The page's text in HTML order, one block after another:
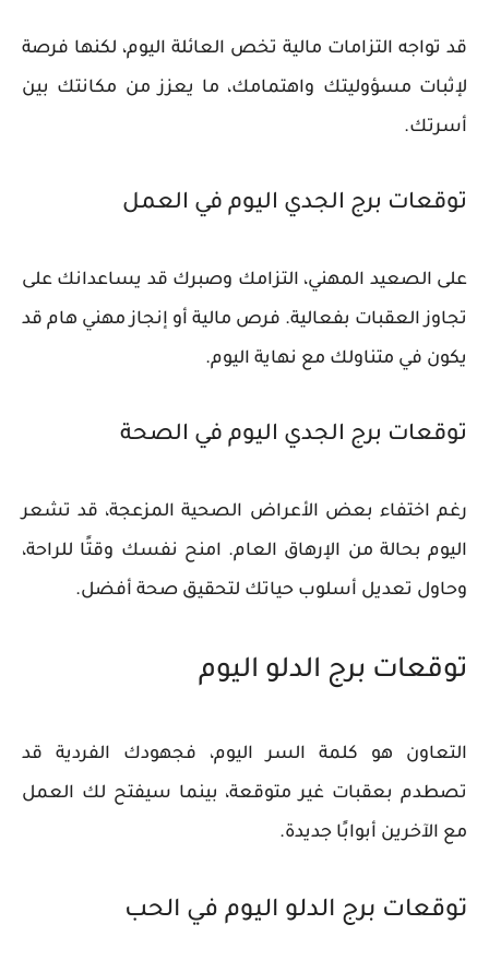
قد تواجه التزامات مالية تخص العائلة اليوم، لكنها فرصة
لإثبات مسؤوليتك واهتمامك، ما يعزز من مكانتك بين
أسرتك.
توقعات برج الجدي اليوم في العمل
على الصعيد المهني، التزامك وصبرك قد يساعدانك على
تجاوز العقبات بفعالية. فرص مالية أو إنجاز مهني هام قد
يكون في متناولك مع نهاية اليوم.
توقعات برج الجدي اليوم في الصحة
رغم اختفاء بعض الأعراض الصحية المزعجة، قد تشعر
اليوم بحالة من الإرهاق العام. امنح نفسك وقتًا للراحة،
وحاول تعديل أسلوب حياتك لتحقيق صحة أفضل.
توقعات برج الدلو اليوم
التعاون هو كلمة السر اليوم، فجهودك الفردية قد
تصطدم بعقبات غير متوقعة، بينما سيفتح لك العمل
مع الآخرين أبوابًا جديدة.
توقعات برج الدلو اليوم في الحب